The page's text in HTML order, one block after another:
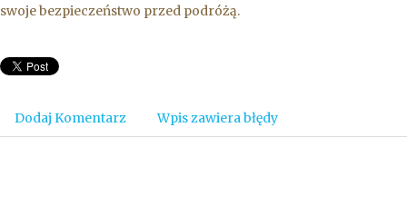
swoje bezpieczeństwo przed podróżą.
Dodaj Komentarz Wpis zawiera błędy